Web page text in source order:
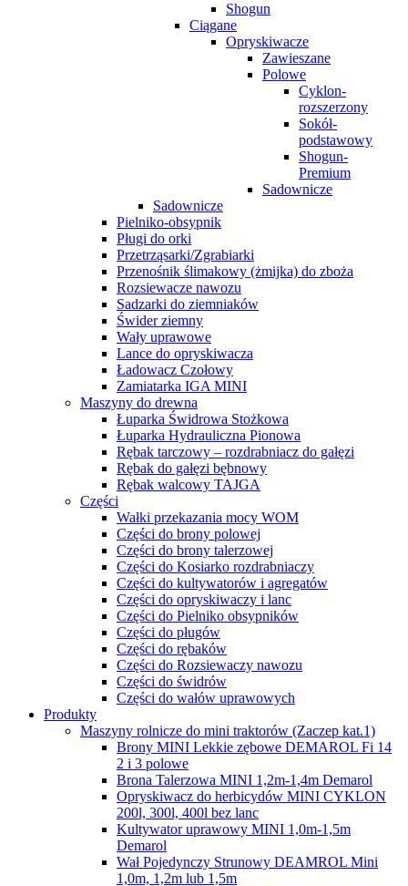
Shogun
Ciągane
Opryskiwacze
Zawieszane
Polowe
Cyklon-
rozszerzony
Sokół-
podstawowy
Shogun-
Premium
Sadownicze
Sadownicze
Pielniko-obsypnik
Pługi do orki
Przetrząsarki/Zgrabiarki
Przenośnik ślimakowy (żmijka) do zboża
Rozsiewacze nawozu
Sadzarki do ziemniaków
Świder ziemny
Wały uprawowe
Lance do opryskiwacza
Ładowacz Czołowy
Zamiatarka IGA MINI
Maszyny do drewna
Łuparka Świdrowa Stożkowa
Łuparka Hydrauliczna Pionowa
Rębak tarczowy – rozdrabniacz do gałęzi
Rębak do gałęzi bębnowy
Rębak walcowy TAJGA
Części
Wałki przekazania mocy WOM
Części do brony polowej
Części do brony talerzowej
Części do Kosiarko rozdrabniaczy
Części do kultywatorów i agregatów
Części do opryskiwaczy i lanc
Części do Pielniko obsypników
Części do pługów
Części do rębaków
Części do Rozsiewaczy nawozu
Części do świdrów
Części do wałów uprawowych
Produkty
Maszyny rolnicze do mini traktorów (Zaczep kat.1)
Brony MINI Lekkie zębowe DEMAROL Fi 14
2 i 3 polowe
Brona Talerzowa MINI 1,2m-1,4m Demarol
Opryskiwacz do herbicydów MINI CYKLON
200l, 300l, 400l bez lanc
Kultywator uprawowy MINI 1,0m-1,5m
Demarol
Wał Pojedynczy Strunowy DEAMROL Mini
1,0m, 1,2m lub 1,5m